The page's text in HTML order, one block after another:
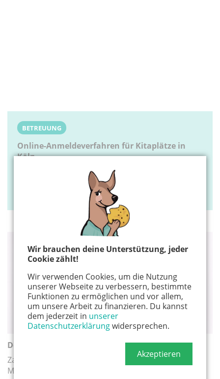
Wir brauchen deine Unterstützung, jeder
Cookie zählt!
Wir verwenden Cookies, um die Nutzung
unserer Webseite zu verbessern, bestimmte
Funktionen zu ermöglichen und vor allem,
um unsere Arbeit zu finanzieren. Du kannst
dem jederzeit in unserer
Datenschutzerklärungwidersprechen.
Akzeptieren
BETREUUNG
Online-Anmeldeverfahren für Kitaplätze in
Köln
„Little Bird" ist der Name des neuen Portals, über
das Eltern Kindergartenplätze suchen und sich
vormerken lassen können
BETREUUNG
Doktorspiele oder sexuelle Übergriffe?
Zartbitter, die Beratungsstelle zum Thema sexueller
Missbrauch, bietet ein Präventionsprojekt gegen